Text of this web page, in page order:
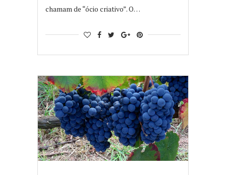
chamam de “ócio criativo”. O…